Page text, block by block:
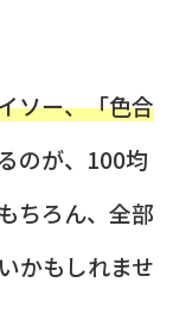
ソー、「色合
のが、100均
ちろん、全部
かもしれませ